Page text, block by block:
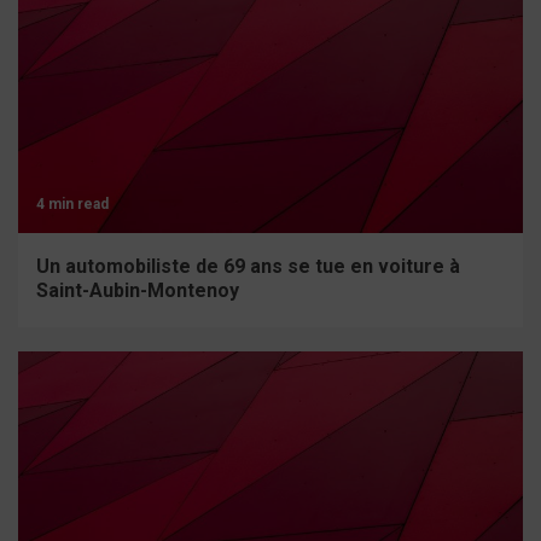
4 min read
Un automobiliste de 69 ans se tue en voiture à
Saint-Aubin-Montenoy